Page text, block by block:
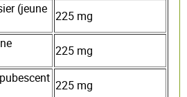
(jeune 225 mg
225 mg
225 mg